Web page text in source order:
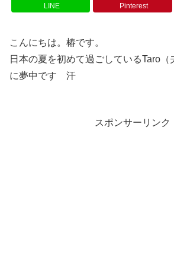
LINE Pinterest
こんにちは。椿です。
日本の夏を初めて過ごしているTaro
に夢中です 汗
スポンサーリンク